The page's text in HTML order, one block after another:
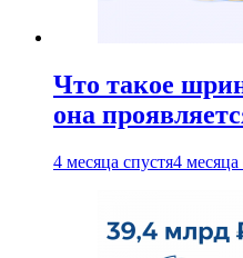
Что такое
она
4 месяца спустя4 месяца